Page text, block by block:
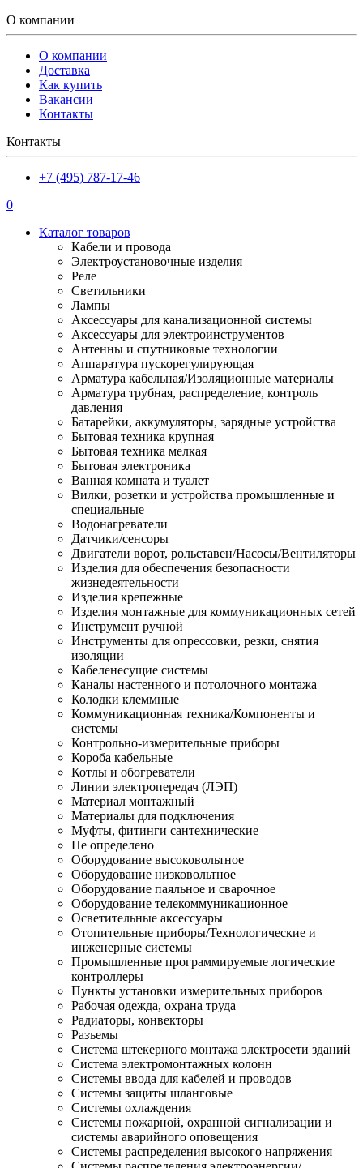
О компании
О компании
Доставка
Как купить
Вакансии
Контакты
Контакты
+7 (495) 787-17-46
0
Каталог товаров
Кабели и провода
Электроустановочные изделия
Реле
Светильники
Лампы
Аксессуары для канализационной системы
Аксессуары для электроинструментов
Антенны и спутниковые технологии
Аппаратура пускорегулирующая
Арматура кабельная/Изоляционные материалы
Арматура трубная, распределение, контроль
давления
Батарейки, аккумуляторы, зарядные устройства
Бытовая техника крупная
Бытовая техника мелкая
Бытовая электроника
Ванная комната и туалет
Вилки, розетки и устройства промышленные и
специальные
Водонагреватели
Датчики/сенсоры
Двигатели ворот, рольставен/Насосы/Вентиляторы
Изделия для обеспечения безопасности
жизнедеятельности
Изделия крепежные
Изделия монтажные для коммуникационных сетей
Инструмент ручной
Инструменты для опрессовки, резки, снятия
изоляции
Кабеленесущие системы
Каналы настенного и потолочного монтажа
Колодки клеммные
Коммуникационная техника/Компоненты и
системы
Контрольно-измерительные приборы
Короба кабельные
Котлы и обогреватели
Линии электропередач (ЛЭП)
Материал монтажный
Материалы для подключения
Муфты, фитинги сантехнические
Не определено
Оборудование высоковольтное
Оборудование низковольтное
Оборудование паяльное и сварочное
Оборудование телекоммуникационное
Осветительные аксессуары
Отопительные приборы/Технологические и
инженерные системы
Промышленные программируемые логические
контроллеры
Пункты установки измерительных приборов
Рабочая одежда, охрана труда
Радиаторы, конвекторы
Разъемы
Система штекерного монтажа электросети зданий
Система электромонтажных колонн
Системы ввода для кабелей и проводов
Системы защиты шланговые
Системы охлаждения
Системы пожарной, охранной сигнализации и
системы аварийного оповещения
Системы распределения высокого напряжения